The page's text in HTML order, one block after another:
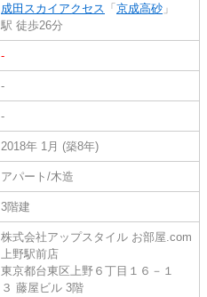
成田スカイアクセス 「 京成高砂 」
駅 徒歩26分
-
-
-
2018年 1月 (築8年)
アパート/木造
3階建
株式会社アップスタイル お部屋.com
上野駅前店
東京都台東区上野６丁目１６－１
３ 藤屋ビル 3階